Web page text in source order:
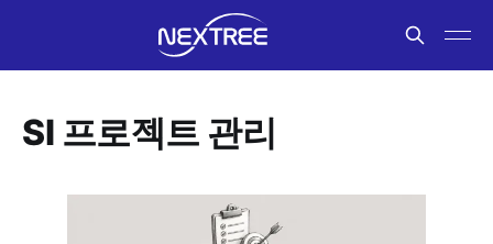
SI 프로젝트 관리